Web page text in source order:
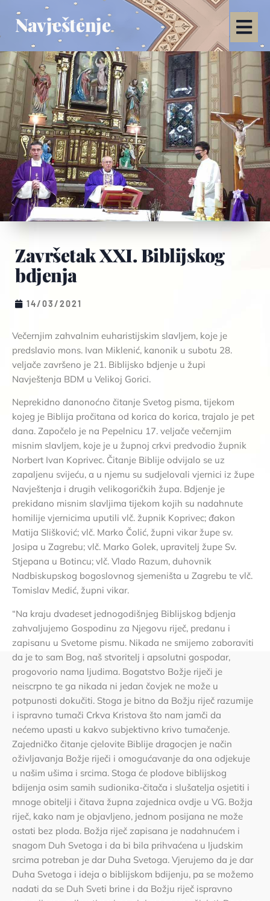
Navještenje
Završetak XXI. Biblijskog
bdjenja
14/03/2021
Večernjim zahvalnim euharistijskim slavljem, koje je
predslavio mons. Ivan Miklenić, kanonik u subotu 28.
veljače završeno je 21. Biblijsko bdjenje u župi
Navještenja BDM u Velikoj Gorici.
Neprekidno danonoćno čitanje Svetog pisma, tijekom
kojeg je Biblija pročitana od korica do korica, trajalo je pet
dana. Započelo je na Pepelnicu 17. veljače večernjim
misnim slavljem, koje je u župnoj crkvi predvodio župnik
Norbert Ivan Koprivec. Čitanje Biblije odvijalo se uz
zapaljenu svijeću, a u njemu su sudjelovali vjernici iz župe
Navještenja i drugih velikogoričkih župa. Bdjenje je
prekidano misnim slavljima tijekom kojih su nadahnute
homilije vjernicima uputili vlč. župnik Koprivec; đakon
Matija Slišković; vlč. Marko Čolić, župni vikar župe sv.
Josipa u Zagrebu; vlč. Marko Golek, upravitelj župe Sv.
Stjepana u Botincu; vlč. Vlado Razum, duhovnik
Nadbiskupskog bogoslovnog sjemeništa u Zagrebu te vlč.
Tomislav Medić, župni vikar.
“Na kraju dvadeset jednogodišnjeg Biblijskog bdjenja
zahvaljujemo Gospodinu za Njegovu riječ, predanu i
zapisanu u Svetome pismu. Nikada ne smijemo zaboraviti
da je to sam Bog, naš stvoritelj i apsolutni gospodar,
progovorio nama ljudima. Bogatstvo Božje riječi je
neiscrpno te ga nikada ni jedan čovjek ne može u
potpunosti dokučiti. Stoga je bitno da Božju riječ razumije
i ispravno tumači Crkva Kristova što nam jamči da
nećemo upasti u kakvo subjektivno krivo tumačenje.
Zajedničko čitanje cjelovite Biblije dragocjen je način
oživljavanja Božje riječi i omogućavanje da ona odjekuje
u našim ušima i srcima. Stoga će plodove biblijskog
bdijenja osim samih sudionika-čitača i slušatelja osjetiti i
mnoge obitelji i čitava župna zajednica ovdje u VG. Božja
riječ, kako nam je objavljeno, jednom posijana ne može
ostati bez ploda. Božja riječ zapisana je nadahnućem i
snagom Duh Svetoga i da bi bila prihvaćena u ljudskim
srcima potreban je dar Duha Svetoga. Vjerujemo da je dar
Duha Svetoga i ideja o biblijskom bdijenju, pa se možemo
nadati da se Duh Sveti brine i da Božju riječ ispravno